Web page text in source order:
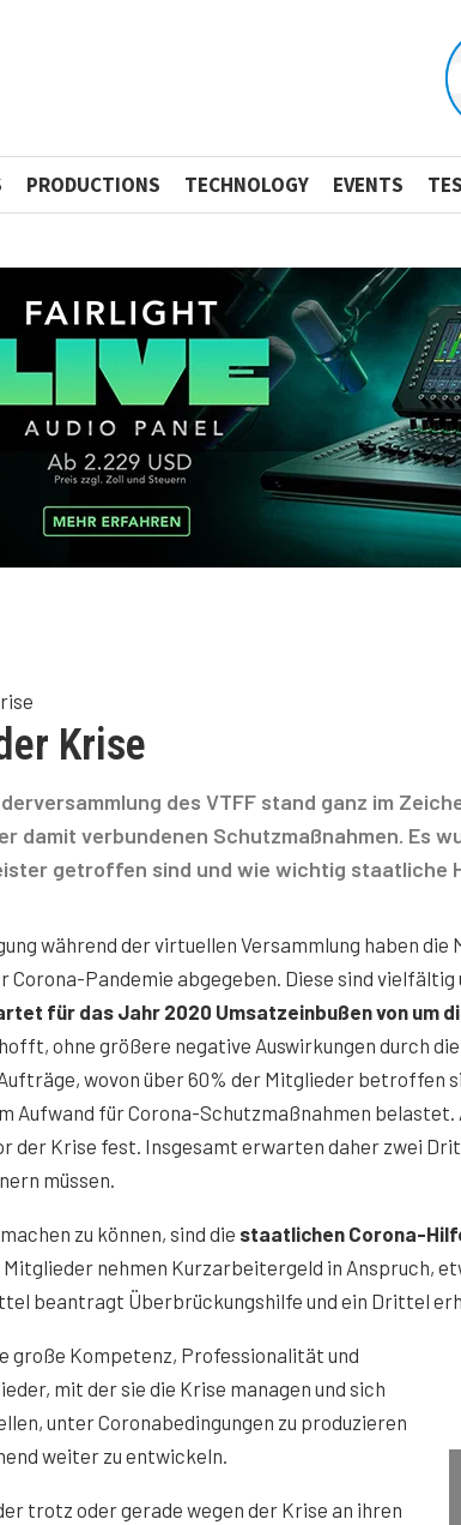
PRODUCTIONS TECHNOLOGY EVENTS
Krise
des VTFF stand ganz im
damit verbundenen Schutzmaßnahmen. Es
getroffen sind und wie wichtig staatliche
während der virtuellen Versammlung haben die
Pandemie abgegeben. Diese sind
für das Jahr 2020 Umsatzeinbußen von um
ohne größere negative Auswirkungen durch
wovon über 60% der Mitglieder betroffen
Aufwand für Corona-Schutzmaßnahmen
der Krise fest. Insgesamt erwarten daher zwei
müssen.
zu können, sind die staatlichen Corona-
nehmen Kurzarbeitergeld in Anspruch,
beantragt Überbrückungshilfe und ein Drittel
große Kompetenz, Professionalität und
mit der sie die Krise managen und sich
unter Coronabedingungen zu produzieren
weiter zu entwickeln.
trotz oder gerade wegen der Krise an ihren